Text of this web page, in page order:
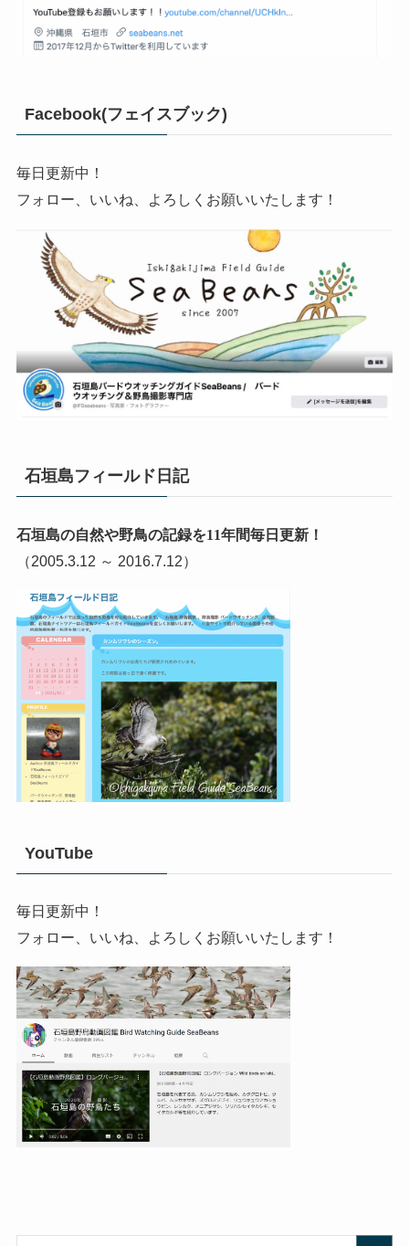
Facebook(フェイスブック)
毎日更新中！
フォロー、いいね、よろしくお願いいたします！
石垣島フィールド日記
石垣島の自然や野鳥の記録を11年間毎日更新！
（2005.3.12 ～ 2016.7.12）
YouTube
毎日更新中！
フォロー、いいね、よろしくお願いいたします！